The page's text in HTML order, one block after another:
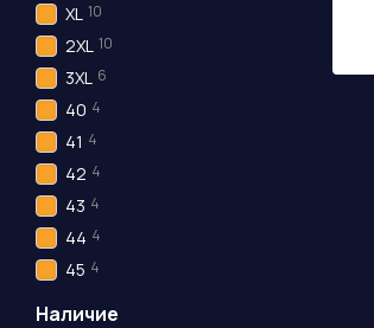
XL 10
2XL 10
3XL 6
40 4
41 4
42 4
43 4
44 4
45 4
Наличие